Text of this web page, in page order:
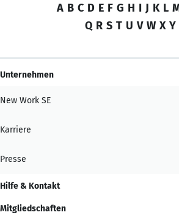
A B C D E F G H I J K L
Q R S T U V W X Y
Unternehmen
New Work SE
Karriere
Presse
Hilfe & Kontakt
Mitgliedschaften